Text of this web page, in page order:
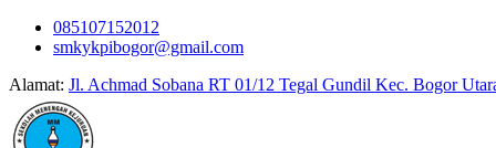
Skip
085107152012
smkykpibogor@gmail.com
Alamat: Jl. Achmad Sobana RT 01/12 Tegal Gundil Kec. Bogor